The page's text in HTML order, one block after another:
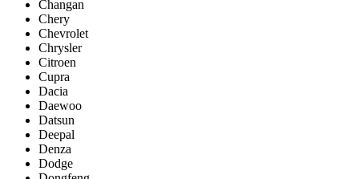
Changan
Chery
Chevrolet
Chrysler
Citroen
Cupra
Dacia
Daewoo
Datsun
Deepal
Denza
Dodge